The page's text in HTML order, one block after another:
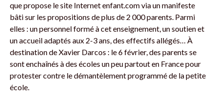
que propose le site Internet enfant.com via un manifeste
bâti sur les propositions de plus de 2 000 parents. Parmi
elles : un personnel formé à cet enseignement, un soutien et
un accueil adaptés aux 2-3 ans, des effectifs allégés… À
destination de Xavier Darcos : le 6 février, des parents se
sont enchaînés à des écoles un peu partout en France pour
protester contre le démantèlement programmé de la petite
école.